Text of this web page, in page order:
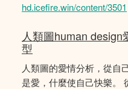
hd.icefire.win/content/3501
人類圖human
型
人類圖的愛情分析，從自
是愛，什麼使自己快樂。